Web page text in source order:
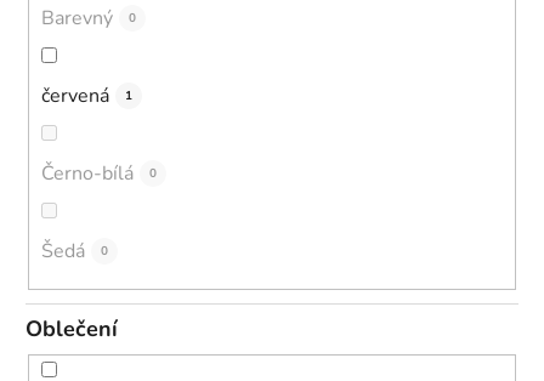
Barevný 0
červená 1
Černo-bílá 0
Šedá 0
Oblečení